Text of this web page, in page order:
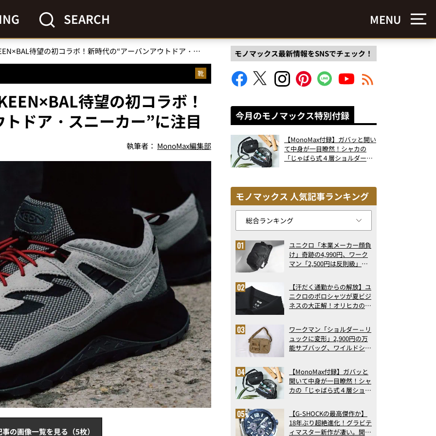
SEARCH MENU
「都会的な全天候型」KEEN×BAL待望の初コラボ！新時代の“アーバンアウトドア・スニーカー”に注目
靴
待望の初コラボ！
ドア・スニーカー”に注目
執筆者： MonoMax編集部
の画像一覧を見る（5枚）
モノマックス最新情報をSNSでチェック！
今月のモノマックス特別付録
【MonoMax付録】ガバッと開い
て中身が一目瞭然！シャカの
「じゃばら式４層ショルダーバ
モノマックス 人気記事ランキング
ユニクロ「本業メーカー顔負
け」奇跡の4,990円、ワーク
マン「2,500円は反則級」凄
ト3】（2026年6月版）
【汗だく通勤からの解放】ユ
ニクロのポロシャツが夏ビジ
ネスの大正解！オリヒカの透
アの実力
ワークマン「ショルダー⇔リ
ュックに変形」2,900円の万
能サブバッグ、ワイルドシン
記事ランキングベスト3】
（2026年6月版）
【MonoMax付録】ガバッと
開いて中身が一目瞭然！シャ
カの「じゃばら式４層ショル
った！
【G-SHOCKの最高傑作か】
18年ぶり超絶進化！グラビテ
ィマスター新作が凄い。開発